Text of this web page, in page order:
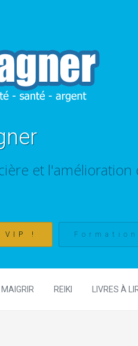
et l'amélioration
!
MAIGRIR REIKI LIVRES À